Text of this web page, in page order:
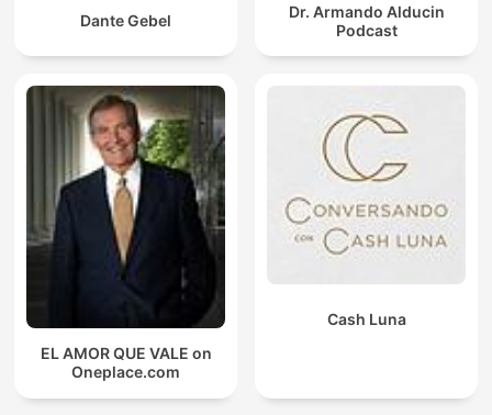
Dante Gebel
Dr. Armando Alducin
Podcast
EL AMOR QUE VALE on
Oneplace.com
Cash Luna